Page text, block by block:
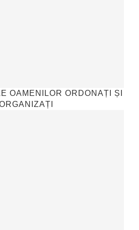
OAMENILOR ORDONAȚI ȘI